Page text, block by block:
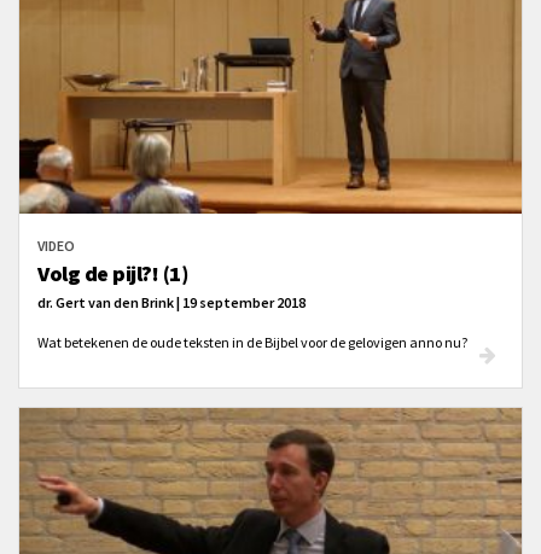
VIDEO
Volg de pijl?! (1)
dr. Gert van den Brink | 19 september 2018
Wat betekenen de oude teksten in de Bijbel voor de gelovigen anno nu?